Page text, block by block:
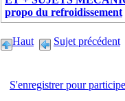
propo du refroidissement
Haut Sujet précédent
S'enregistrer pour